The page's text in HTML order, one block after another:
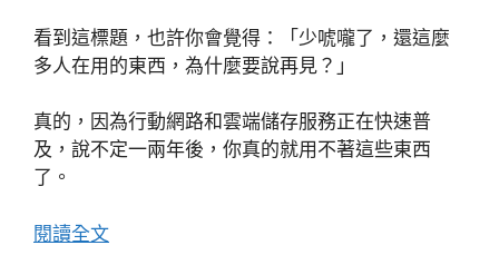
看到這標題，也許你會覺得：「少唬嚨了，還這麼
多人在用的東西，為什麼要說再見？」
真的，因為行動網路和雲端儲存服務正在快速普
及，說不定一兩年後，你真的就用不著這些東西
了。
閱讀全文